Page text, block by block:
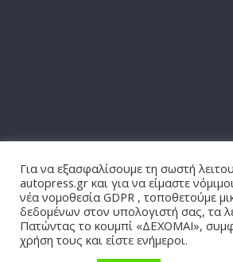
Πνευματικά Δικαιώματα © 2026
δικαιώματα
Θέμα:ColorMagαπό ThemeGrill.
WordPress
Για να εξασφαλίσουμε τη σωστή
autopress.gr και για να είμαστε
νέα νομοθεσία GDPR , τοποθετούμε
δεδομένων στον υπολογιστή σας, τα
Πατώντας το κουμπί «ΔΕΧΟΜΑΙ»,
χρήση τους και είστε ενήμεροι.